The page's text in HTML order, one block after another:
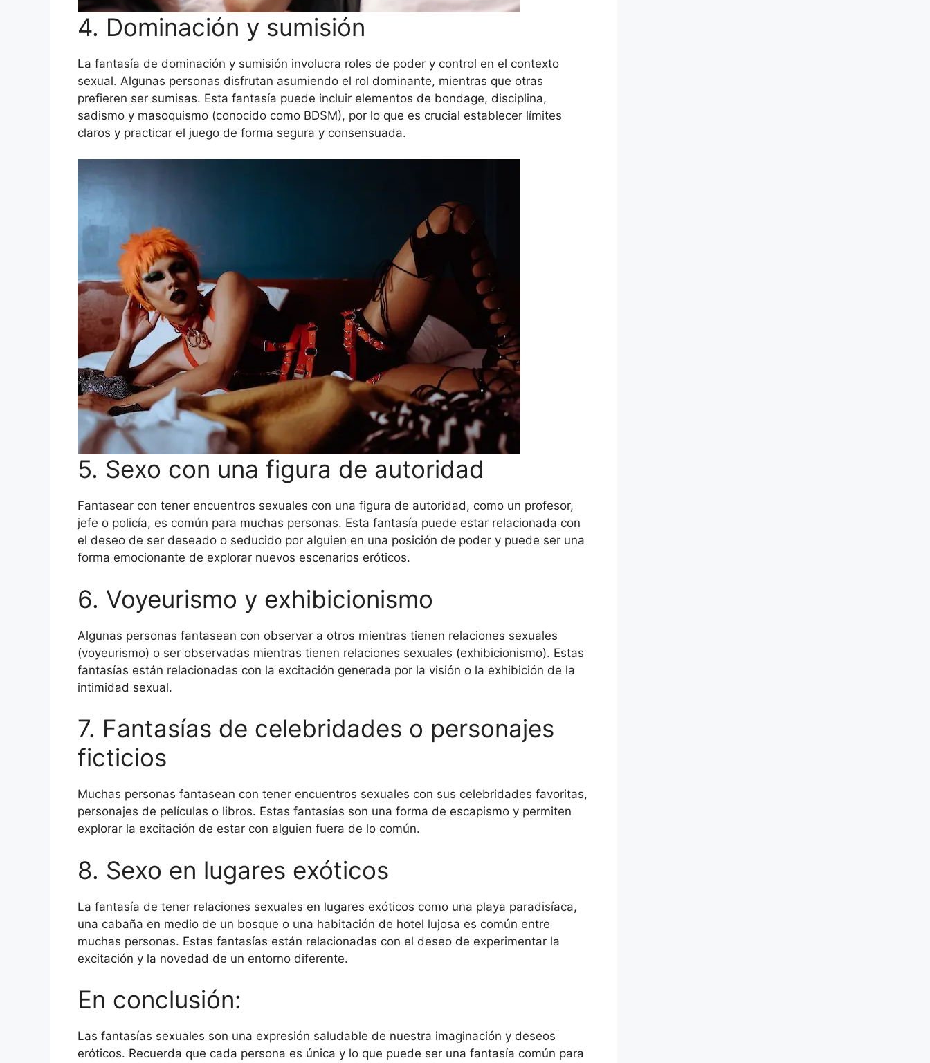
4. Dominación y sumisión
La fantasía de dominación y sumisión involucra roles de poder y control en el contexto
sexual. Algunas personas disfrutan asumiendo el rol dominante, mientras que otras
prefieren ser sumisas. Esta fantasía puede incluir elementos de bondage, disciplina,
sadismo y masoquismo (conocido como BDSM), por lo que es crucial establecer límites
claros y practicar el juego de forma segura y consensuada.
5. Sexo con una figura de autoridad
Fantasear con tener encuentros sexuales con una figura de autoridad, como un profesor,
jefe o policía, es común para muchas personas. Esta fantasía puede estar relacionada con
el deseo de ser deseado o seducido por alguien en una posición de poder y puede ser una
forma emocionante de explorar nuevos escenarios eróticos.
6. Voyeurismo y exhibicionismo
Algunas personas fantasean con observar a otros mientras tienen relaciones sexuales
(voyeurismo) o ser observadas mientras tienen relaciones sexuales (exhibicionismo). Estas
fantasías están relacionadas con la excitación generada por la visión o la exhibición de la
intimidad sexual.
7. Fantasías de celebridades o personajes
ficticios
Muchas personas fantasean con tener encuentros sexuales con sus celebridades favoritas,
personajes de películas o libros. Estas fantasías son una forma de escapismo y permiten
explorar la excitación de estar con alguien fuera de lo común.
8. Sexo en lugares exóticos
La fantasía de tener relaciones sexuales en lugares exóticos como una playa paradisíaca,
una cabaña en medio de un bosque o una habitación de hotel lujosa es común entre
muchas personas. Estas fantasías están relacionadas con el deseo de experimentar la
excitación y la novedad de un entorno diferente.
En conclusión:
Las fantasías sexuales son una expresión saludable de nuestra imaginación y deseos
eróticos. Recuerda que cada persona es única y lo que puede ser una fantasía común para